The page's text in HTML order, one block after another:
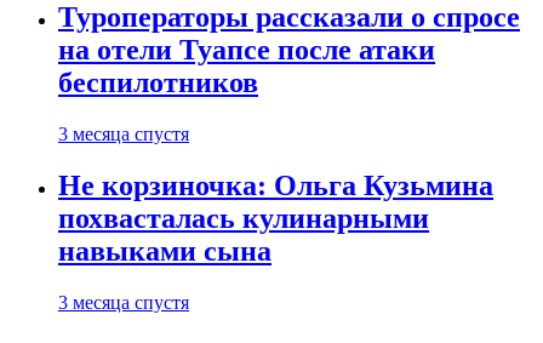
Туроператоры рассказали о спросе
на отели Туапсе после атаки
беспилотников
3 месяца спустя
Не корзиночка: Ольга Кузьмина
похвасталась кулинарными
навыками сына
3 месяца спустя